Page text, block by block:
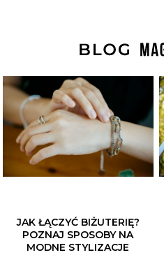
JAK ŁĄCZYĆ BIŻUTERIĘ?
POZNAJ SPOSOBY NA
MODNE STYLIZACJE